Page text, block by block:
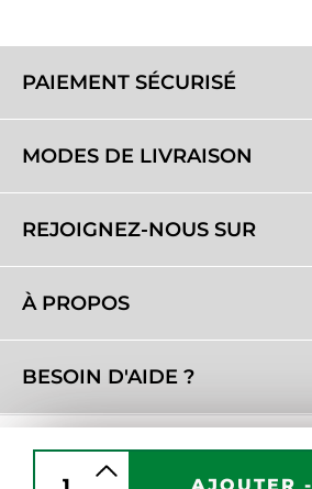
PAIEMENT SÉCURISÉ
MODES DE LIVRAISON
REJOIGNEZ-NOUS SUR
À PROPOS
BESOIN D'AIDE ?